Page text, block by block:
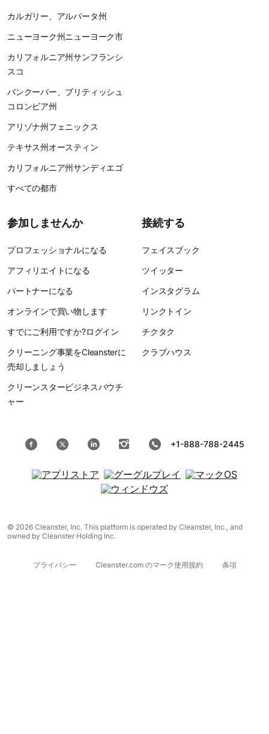
カルガリー、アルバータ州
ニューヨーク州ニューヨーク市
カリフォルニア州サンフランシ
スコ
バンクーバー、ブリティッシュ
コロンビア州
アリゾナ州フェニックス
テキサス州オースティン
カリフォルニア州サンディエゴ
すべての都市
参加しませんか
プロフェッショナルになる
アフィリエイトになる
パートナーになる
オンラインで買い物します
すでにご利用ですか?ログイン
クリーニング事業をCleansterに
売却しましょう
クリーンスタービジネスバウチ
ャー
接続する
フェイスブック
ツイッター
インスタグラム
リンクトイン
チクタク
クラブハウス
+1-888-788-2445
© 2026 Cleanster, Inc. This platform is operated by Cleanster, Inc., and
owned by Cleanster Holding Inc.
プライバシー Cleanster.com のマーク使用規約 条項